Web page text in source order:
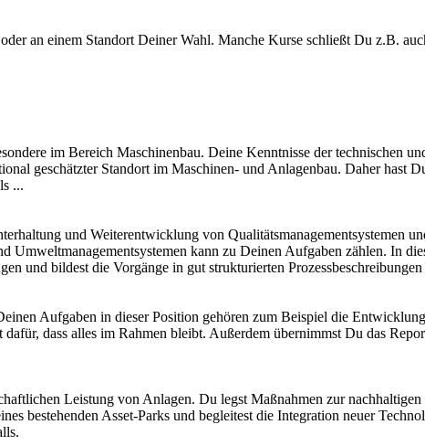
an einem Standort Deiner Wahl. Manche Kurse schließt Du z.B.
im Bereich Maschinenbau. Deine Kenntnisse der technischen
geschätzter Standort im Maschinen- und Anlagenbau. Daher hast
...
und Weiterentwicklung von Qualitätsmanagementsystemen
kann zu Deinen Aufgaben zählen. In
und bildest die Vorgänge in gut strukturierten Prozessbeschreibungen
Aufgaben in dieser Position gehören zum Beispiel die
dass alles im Rahmen bleibt. Außerdem übernimmst Du das
Leistung von Anlagen. Du legst Maßnahmen zur
bestehenden Asset-Parks und begleitest die Integration neuer